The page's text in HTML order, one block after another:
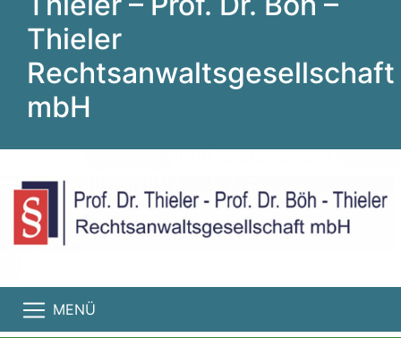
Thieler
Rechtsanwaltsgesellschaft
mbH
MENÜ